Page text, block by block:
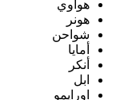
هواوي
هونر
شواحن
أمايا
أنكر
ابل
اورايمو